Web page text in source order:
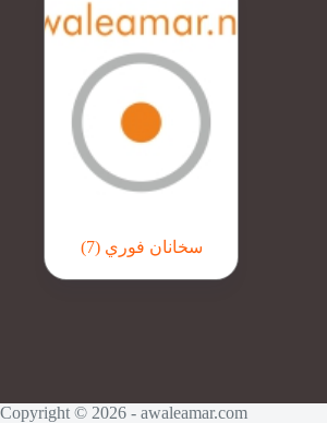
سخانان فوري(7)
Copyright © 2026 - awaleamar.com